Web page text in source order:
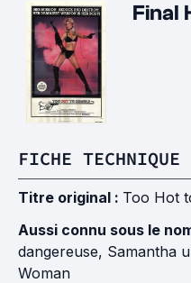
Final
FICHE TECHNIQUE
Titre original : Too Hot
Aussi connu sous le
dangereuse, Samantha
Woman